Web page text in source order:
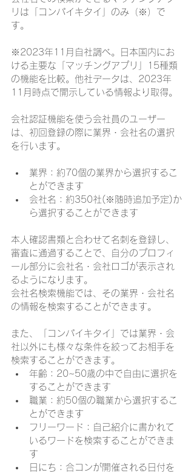
リは「コンパイキタイ」のみ（※）で
す。
※2023年11月自社調べ。日本国内にお
ける主要な「マッチングアプリ」15種類
の機能を比較。他社データは、2023年
11月時点で開示している情報より取得。
会社認証機能を使う会社員のユーザー
は、初回登録の際に業界・会社名の選択
を行います。
業界：約70個の業界から選択するこ
とができます
会社名：約350社(※随時追加予定)か
ら選択することができます
本人確認書類と合わせて名刺を登録し、
審査に通過することで、自分のプロフィ
ール部分に会社名・会社ロゴが表示され
るようになります。
会社名検索機能では、その業界・会社名
の情報を検索することができます。
また、「コンパイキタイ」では業界・会
社以外にも様々な条件を絞ってお相手を
検索することができます。
年齢：20~50歳の中で自由に選択を
することができます
職業：約50個の職業から選択するこ
とができます
フリーワード：自己紹介に書かれて
いるワードを検索することができま
す
日にち：合コンが開催される日付を